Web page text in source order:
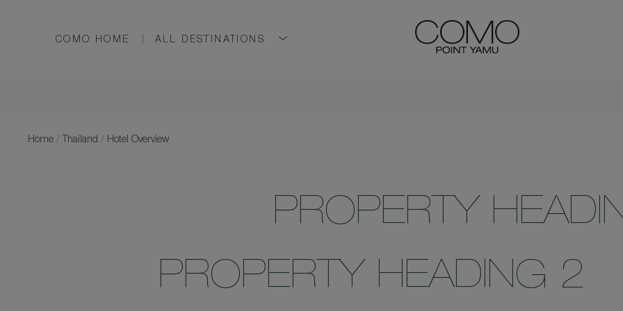
COMO HOME ALL DESTINATIONS
Home / Thailand / Hotel Overview
PROPERTY
PROPERTY HEADING 2